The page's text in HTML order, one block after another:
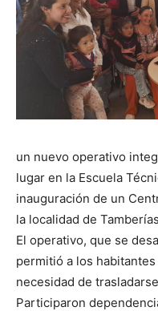
un nuevo operativo
lugar en la Escuela
inauguración de un
la localidad de
El operativo, que se
permitió a los
necesidad de
Participaron